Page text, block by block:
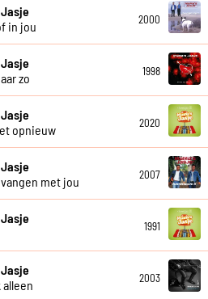
in jou
2000
zo
1998
opnieuw
2020
met jou
2007
1991
2003